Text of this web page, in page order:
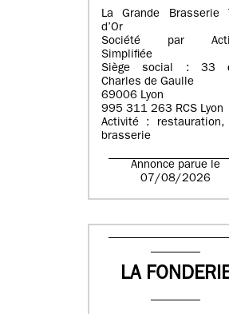
La Grande Brasserie
d’Or
Société par
Simplifiée
Siège social : 33
Charles de Gaulle
69006 Lyon
995 311 263 RCS Lyon
Activité : restauration,
brasserie
Annonce parue le
07/08/2026
LA